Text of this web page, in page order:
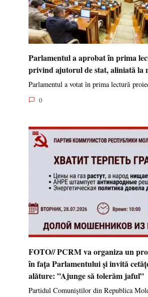
Parlamentul a aprobat în prima
privind ajutorul de stat, aliniată la
Parlamentul a votat în prima lectură
0
FOTO// PCRM va organiza un
în fața Parlamentului și invită
alăture: ”Ajunge să tolerăm jaful”
Partidul Comuniștilor din Republica